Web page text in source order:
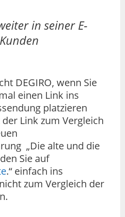
in seiner E-
DEGIRO, wenn Sie
einen Link ins
platzieren
Link zum Vergleich
„Die alte und die
Sie auf
.“ einfach ins
zum Vergleich der